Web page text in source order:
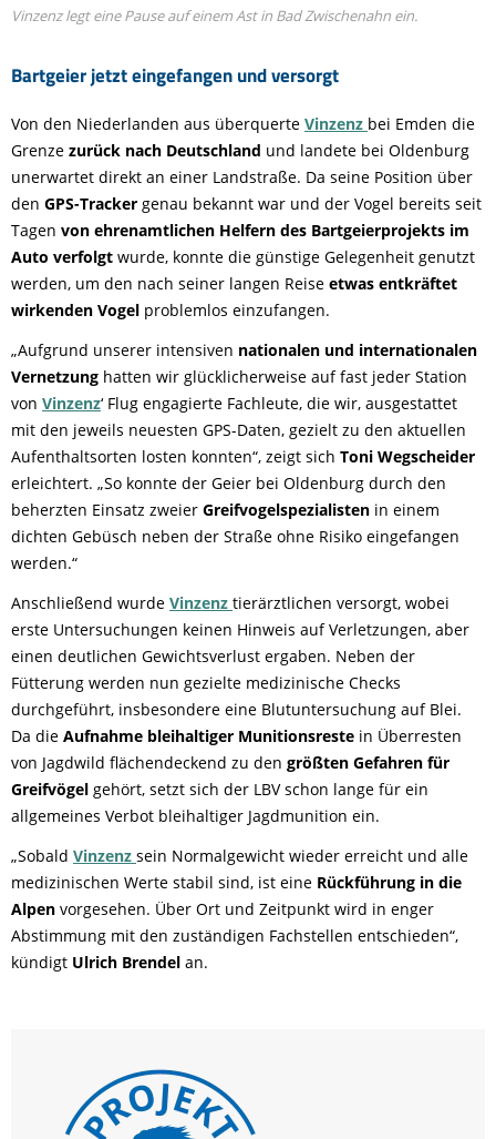
Bartgeier jetzt eingefangen und versorgt
Vinzenz legt eine Pause auf einem Ast in Bad Zwischenahn ein.
Von den Niederlanden aus überquerte Vinzenz bei Emden die
Grenze zurück nach Deutschland und landete bei Oldenburg
unerwartet direkt an einer Landstraße. Da seine Position über
den GPS-Tracker genau bekannt war und der Vogel bereits seit
Tagen von ehrenamtlichen Helfern des Bartgeierprojekts im
Auto verfolgt wurde, konnte die günstige Gelegenheit genutzt
werden, um den nach seiner langen Reise etwas entkräftet
wirkenden Vogel problemlos einzufangen.
„Aufgrund unserer intensiven nationalen und internationalen
Vernetzung hatten wir glücklicherweise auf fast jeder Station
von Vinzenz‘ Flug engagierte Fachleute, die wir, ausgestattet
mit den jeweils neuesten GPS-Daten, gezielt zu den aktuellen
Aufenthaltsorten losten konnten“, zeigt sich Toni Wegscheider
erleichtert. „So konnte der Geier bei Oldenburg durch den
beherzten Einsatz zweier Greifvogelspezialisten in einem
dichten Gebüsch neben der Straße ohne Risiko eingefangen
werden.“
Anschließend wurde Vinzenz tierärztlichen versorgt, wobei
erste Untersuchungen keinen Hinweis auf Verletzungen, aber
einen deutlichen Gewichtsverlust ergaben. Neben der
Fütterung werden nun gezielte medizinische Checks
durchgeführt, insbesondere eine Blutuntersuchung auf Blei.
Da die Aufnahme bleihaltiger Munitionsreste in Überresten
von Jagdwild flächendeckend zu den größten Gefahren für
Greifvögel gehört, setzt sich der LBV schon lange für ein
allgemeines Verbot bleihaltiger Jagdmunition ein.
„Sobald Vinzenz sein Normalgewicht wieder erreicht und alle
medizinischen Werte stabil sind, ist eine Rückführung in die
Alpen vorgesehen. Über Ort und Zeitpunkt wird in enger
Abstimmung mit den zuständigen Fachstellen entschieden“,
kündigt Ulrich Brendel an.